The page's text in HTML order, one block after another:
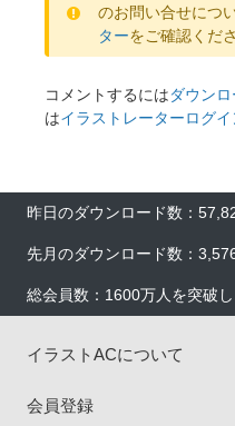
のお問い合せにつ
ターをご確認くださ
コメントするにはダウン
はイラストレーターログイ
昨日のダウンロード数：
先月のダウンロード数：
総会員数：1600万人を突破
イラストACについて
会員登録